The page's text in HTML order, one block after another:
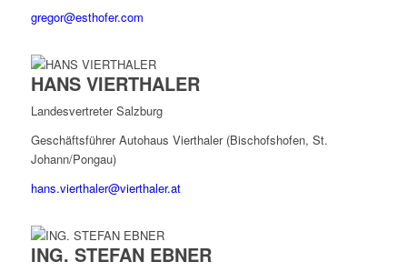
gregor@esthofer.com
HANS VIERTHALER
Landesvertreter Salzburg
Geschäftsführer Autohaus Vierthaler (Bischofshofen, St.
Johann/Pongau)
hans.vierthaler@vierthaler.at
ING. STEFAN EBNER